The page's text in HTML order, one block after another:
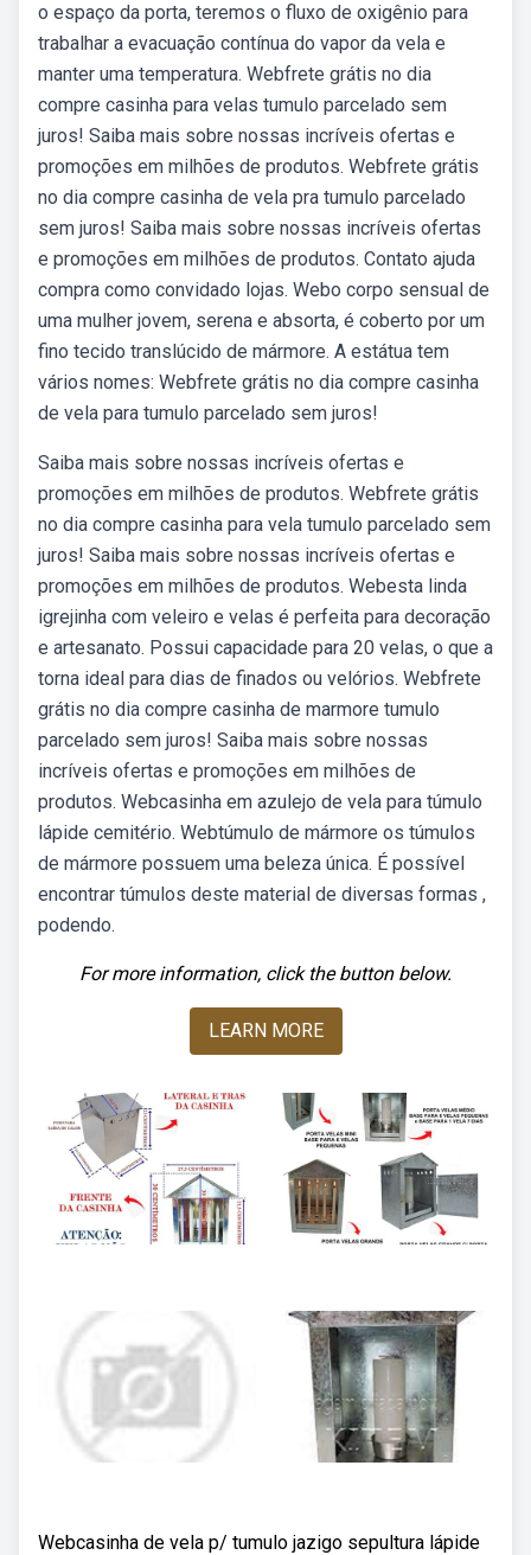
o espaço da porta, teremos o fluxo de oxigênio para
trabalhar a evacuação contínua do vapor da vela e
manter uma temperatura. Webfrete grátis no dia
compre casinha para velas tumulo parcelado sem
juros! Saiba mais sobre nossas incríveis ofertas e
promoções em milhões de produtos. Webfrete grátis
no dia compre casinha de vela pra tumulo parcelado
sem juros! Saiba mais sobre nossas incríveis ofertas
e promoções em milhões de produtos. Contato ajuda
compra como convidado lojas. Webo corpo sensual de
uma mulher jovem, serena e absorta, é coberto por um
fino tecido translúcido de mármore. A estátua tem
vários nomes: Webfrete grátis no dia compre casinha
de vela para tumulo parcelado sem juros!
Saiba mais sobre nossas incríveis ofertas e
promoções em milhões de produtos. Webfrete grátis
no dia compre casinha para vela tumulo parcelado sem
juros! Saiba mais sobre nossas incríveis ofertas e
promoções em milhões de produtos. Webesta linda
igrejinha com veleiro e velas é perfeita para decoração
e artesanato. Possui capacidade para 20 velas, o que a
torna ideal para dias de finados ou velórios. Webfrete
grátis no dia compre casinha de marmore tumulo
parcelado sem juros! Saiba mais sobre nossas
incríveis ofertas e promoções em milhões de
produtos. Webcasinha em azulejo de vela para túmulo
lápide cemitério. Webtúmulo de mármore os túmulos
de mármore possuem uma beleza única. É possível
encontrar túmulos deste material de diversas formas ,
podendo.
For more information, click the button below.
LEARN MORE
Webcasinha de vela p/ tumulo jazigo sepultura lápide